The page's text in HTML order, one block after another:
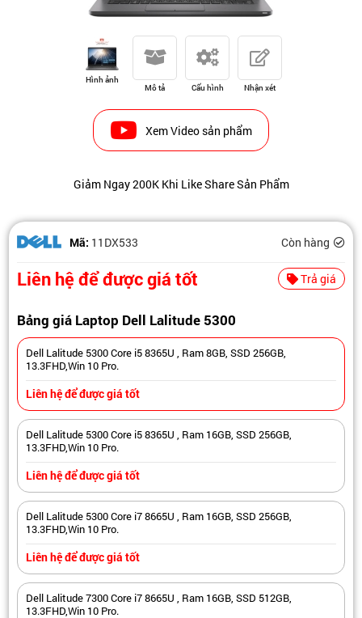
Hình ảnh
Mô tả Cấu hình Nhận xét
Xem Video sản phẩm
Giảm Ngay 200K Khi Like Share Sản Phẩm
Mã: 11DX533 Còn hàng
Liên hệ để được giá tốt Trả giá
Bảng giá Laptop Dell Lalitude 5300
Dell Lalitude 5300 Core i5 8365U , Ram 8GB, SSD 256GB,
13.3FHD,Win 10 Pro.
Liên hệ để được giá tốt
Dell Lalitude 5300 Core i5 8365U , Ram 16GB, SSD 256GB,
13.3FHD,Win 10 Pro.
Liên hệ để được giá tốt
Dell Lalitude 5300 Core i7 8665U , Ram 16GB, SSD 256GB,
13.3FHD,Win 10 Pro.
Liên hệ để được giá tốt
Dell Lalitude 7300 Core i7 8665U , Ram 16GB, SSD 512GB,
13.3FHD,Win 10 Pro.